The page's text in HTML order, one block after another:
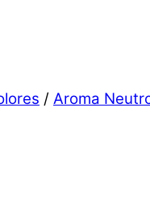
/ Aroma